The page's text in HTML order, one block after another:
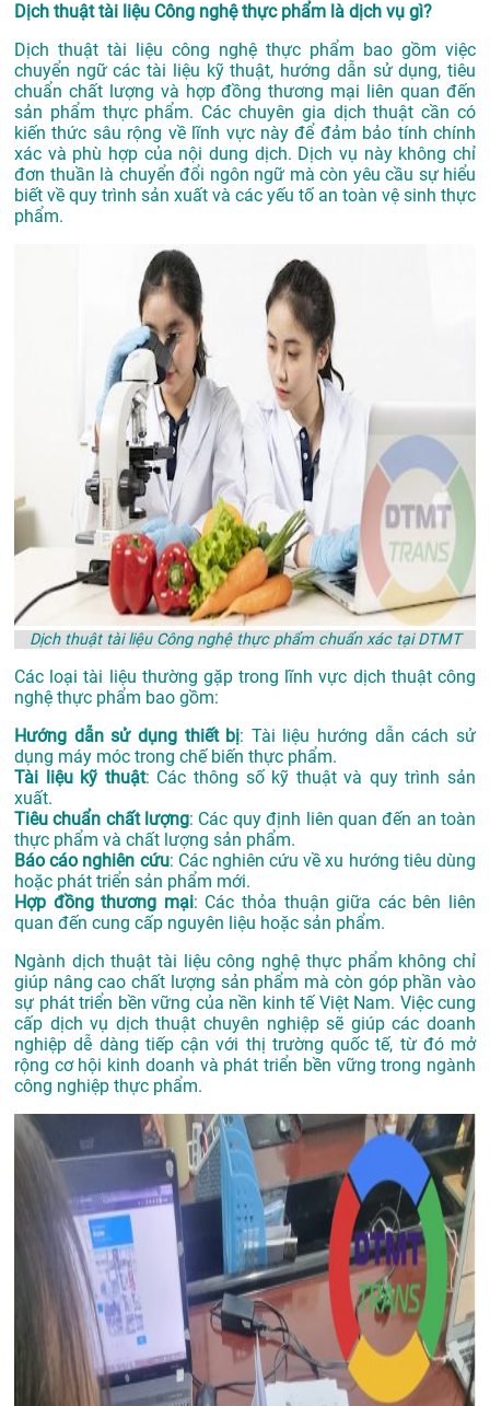
Dịch thuật tài liệu Công nghệ thực phẩm là dịch vụ gì?
Dịch thuật tài liệu công nghệ thực phẩm bao gồm việc
chuyển ngữ các tài liệu kỹ thuật, hướng dẫn sử dụng, tiêu
chuẩn chất lượng và hợp đồng thương mại liên quan đến
sản phẩm thực phẩm. Các chuyên gia dịch thuật cần có
kiến thức sâu rộng về lĩnh vực này để đảm bảo tính chính
xác và phù hợp của nội dung dịch. Dịch vụ này không chỉ
đơn thuần là chuyển đổi ngôn ngữ mà còn yêu cầu sự hiểu
biết về quy trình sản xuất và các yếu tố an toàn vệ sinh thực
phẩm.
Dịch thuật tài liệu Công nghệ thực phẩm chuẩn xác tại DTMT
Các loại tài liệu thường gặp trong lĩnh vực dịch thuật công
nghệ thực phẩm bao gồm:
Hướng dẫn sử dụng thiết bị: Tài liệu hướng dẫn cách sử
dụng máy móc trong chế biến thực phẩm.
Tài liệu kỹ thuật: Các thông số kỹ thuật và quy trình sản
xuất.
Tiêu chuẩn chất lượng: Các quy định liên quan đến an toàn
thực phẩm và chất lượng sản phẩm.
Báo cáo nghiên cứu: Các nghiên cứu về xu hướng tiêu dùng
hoặc phát triển sản phẩm mới.
Hợp đồng thương mại: Các thỏa thuận giữa các bên liên
quan đến cung cấp nguyên liệu hoặc sản phẩm.
Ngành dịch thuật tài liệu công nghệ thực phẩm không chỉ
giúp nâng cao chất lượng sản phẩm mà còn góp phần vào
sự phát triển bền vững của nền kinh tế Việt Nam. Việc cung
cấp dịch vụ dịch thuật chuyên nghiệp sẽ giúp các doanh
nghiệp dễ dàng tiếp cận với thị trường quốc tế, từ đó mở
rộng cơ hội kinh doanh và phát triển bền vững trong ngành
công nghiệp thực phẩm.